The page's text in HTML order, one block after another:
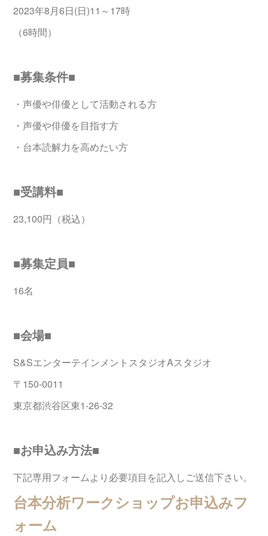
2023年8月6日(日)11～17時
（6時間）
■募集条件■
・声優や俳優として活動される方
・声優や俳優を目指す方
・台本読解力を高めたい方
■受講料■
23,100円（税込）
■募集定員■
16名
■会場■
S&SエンターテインメントスタジオAスタジオ
〒150-0011
東京都渋谷区東1-26-32
■お申込み方法■
下記専用フォームより必要項目を記入しご送信下さい。
台本分析ワークショップお申込みフ
ォーム